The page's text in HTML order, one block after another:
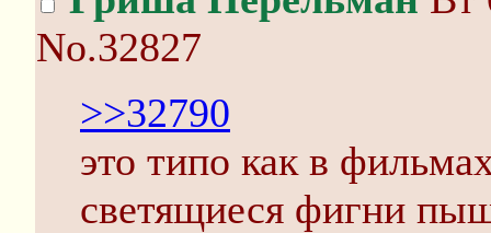
No.32827
>>32790
это типо как в
светящиеся фигни